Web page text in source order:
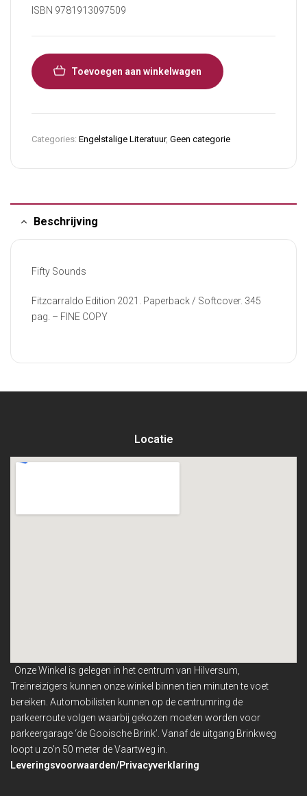
ISBN 9781913097509
Toevoegen aan winkelwagen
Categories: Engelstalige Literatuur, Geen categorie
Beschrijving
Fifty Sounds
Fitzcarraldo Edition 2021. Paperback / Softcover. 345
pag. – FINE COPY
Locatie
Onze Winkel is gelegen in het centrum van Hilversum,
Treinreizigers kunnen onze winkel binnentien minuten te voet
bereiken. Automobilisten kunnen op de centrumring de
parkeerroute volgen waarbij gekozen moeten worden voor
parkeergarage ‘de Gooische Brink’. Vanaf de uitgang Brinkweg
loopt u zo’n 50 meter de Vaartweg in.
Leveringsvoorwaarden/Privacyverklaring